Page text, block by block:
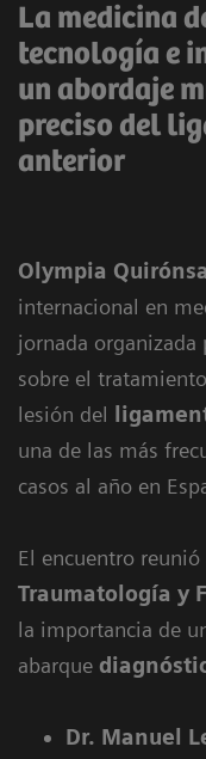
La medicina
tecnología e
un abordaje
preciso del
anterior
Olympia
internacional en
jornada organizada
sobre el
lesión del
una de las más
casos al año en
El encuentro
Traumatología y
la importancia de
abarque
Dr. Manuel